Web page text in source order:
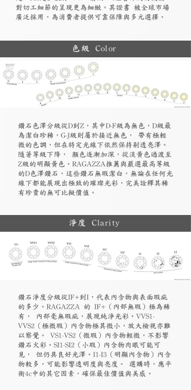
對切工細節的呈現更為細緻。其證書 被全球市場
廣泛採用，為消費者提供可靠保障與多元選擇。
色級 Color
鑽石色澤分級從D到Z，其中D-F級為無色，D級最
為潔白珍稀，G-J級則屬於接近無色， 帶有極輕
微的色調，但在特定光線下依然保持剔透亮澤。
隨著等級下降， 顏色逐漸加深，從淡黃色過渡至
Z級的明顯黃色。RAGAZZA推薦與嚴選最高等級
的D色澤鑽石，這些鑽石無瑕潔白，無論在任何光
線下都能展現出極致的璀璨光彩，完美詮釋其稀
有珍貴的無可比擬價值。
淨度 Clarity
鑽石淨度分級從IF+到I，代表內含物與表面瑕疵
的多少。RAGAZZA 的 IF+（內部無瑕）極為稀
有， 內部毫無瑕疵，展現純淨光彩。VVS1-
VVS2（極微瑕）內含物極其微小，放大檢視亦難
以察覺。 VS1-VS2（微瑕）內含物輕微，不影響
鑽石火彩。SI1-SI2（小瑕）內含物肉眼可能可
見， 但仍具良好光澤。I1-I3（明顯內含物）內含
物較多，可能影響透明度與亮度。 選購時，應平
衡4c中的其它因素，確保最佳價值與美感。